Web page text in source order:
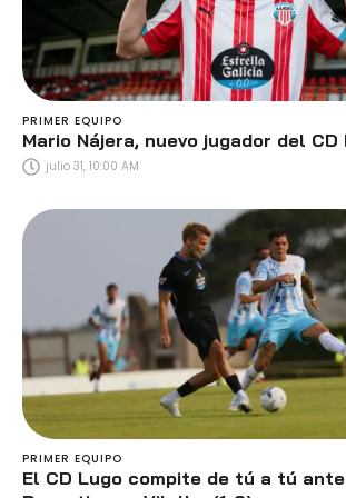
PRIMER EQUIPO
Mario Nájera, nuevo jugador del CD
julio 31, 10:00 AM
PRIMER EQUIPO
El CD Lugo compite de tú a tú